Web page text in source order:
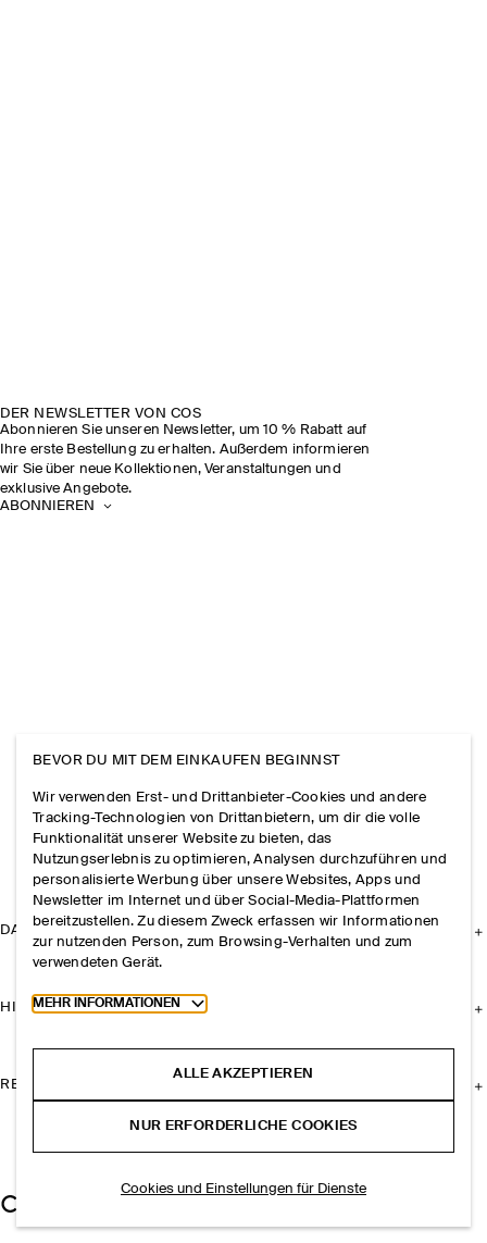
DER NEWSLETTER VON COS
Abonnieren Sie unseren Newsletter, um 10 % Rabatt auf
Ihre erste Bestellung zu erhalten. Außerdem informieren
wir Sie über neue Kollektionen, Veranstaltungen und
exklusive Angebote.
ABONNIEREN
DAS UNTERNEHMEN
HILFE
RECHTLICHES
BEVOR DU MIT DEM EINKAUFEN BEGINNST
Wir verwenden Erst- und Drittanbieter-Cookies und andere
Tracking-Technologien von Drittanbietern, um dir die volle
Funktionalität unserer Website zu bieten, das
Nutzungserlebnis zu optimieren, Analysen durchzuführen und
personalisierte Werbung über unsere Websites, Apps und
Newsletter im Internet und über Social-Media-Plattformen
bereitzustellen. Zu diesem Zweck erfassen wir Informationen
zur nutzenden Person, zum Browsing-Verhalten und zum
verwendeten Gerät.
Toggle more cookie information
MEHR INFORMATIONEN
ALLE AKZEPTIEREN
NUR ERFORDERLICHE COOKIES
Cookies und Einstellungen für Dienste